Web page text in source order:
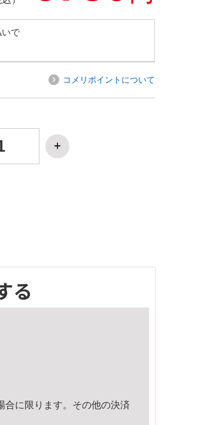
いで
コメリポイントについて
る
合に限ります。その他の決済